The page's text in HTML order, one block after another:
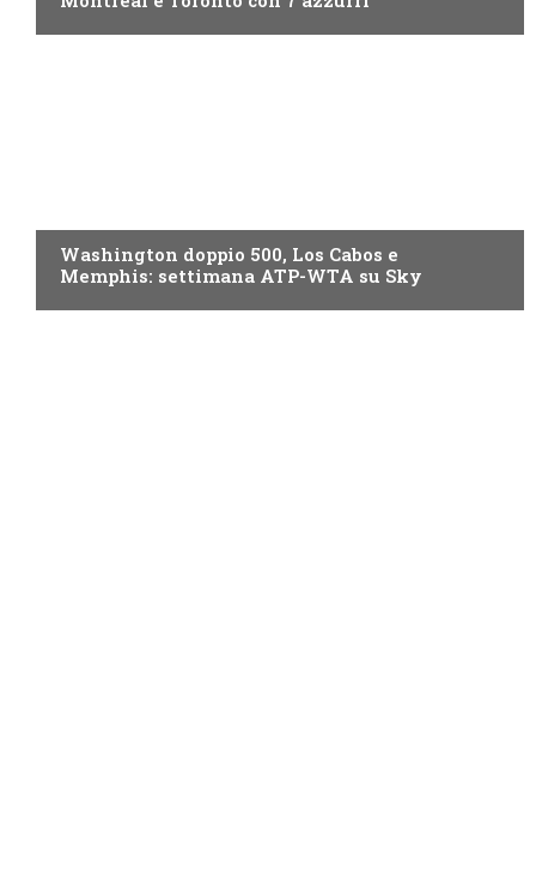
Washington doppio 500, Los Cabos e
Memphis: settimana ATP-WTA su Sky